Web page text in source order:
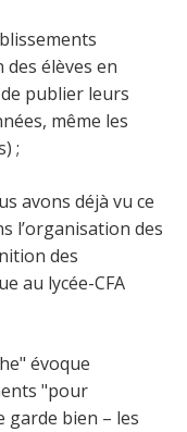
élèves en
publier leurs
même les
;
avons déjà vu ce
l’organisation des
des
au lycée-CFA
évoque
"pour
garde bien – les